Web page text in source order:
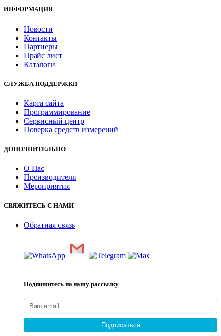
ИНФОРМАЦИЯ
Новости
Контакты
Партнеры
Прайс лист
Каталоги
СЛУЖБА ПОДДЕРЖКИ
Карта сайта
Программирование
Сервисный центр
Поверка средств измерений
ДОПОЛНИТЕЛЬНО
О Нас
Производители
Мероприятия
СВЯЖИТЕСЬ С НАМИ
Обратная связь
Подпишитесь на нашу рассылку
Подписаться